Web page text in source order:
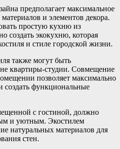
предполагает максимальное
и элементов декора.
простую кухню из
создать экокухню, которая
и стиле городской жизни.
также могут быть
квартиры-студии. Совмещение
позволяет максимально
создать функциональные
с гостиной, должно
и уютным. Экостилем
натуральных материалов для
стен.